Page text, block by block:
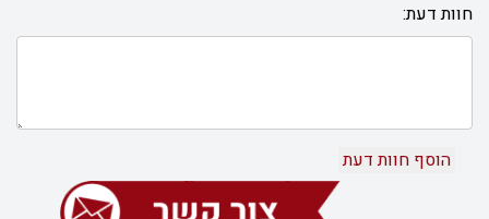
חוות דעת: